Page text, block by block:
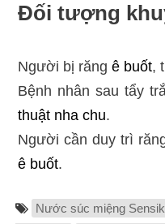
Đối tượng
Người bị răng ê buốt,
Bệnh nhân sau tẩy
thuật nha chu.
Người cần duy trì
ê buốt.
Nước súc miệng